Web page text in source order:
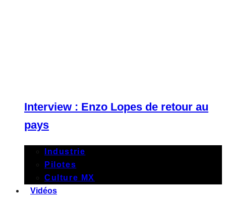
Interview : Enzo Lopes de retour au
pays
Industrie
Pilotes
Culture MX
Vidéos